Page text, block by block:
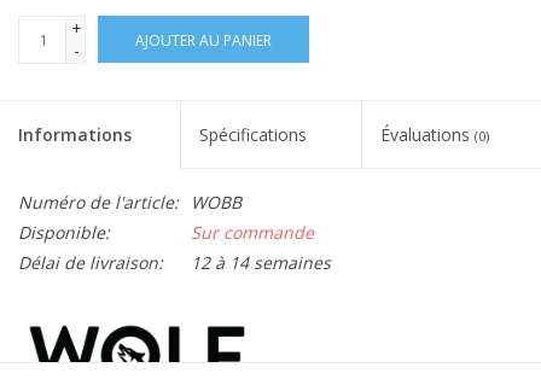
+
-
AJOUTER AU PANIER
Informations Spécifications Évaluations (0)
Numéro de l'article:
WOBB
Disponible:
Sur commande
Délai de livraison:
12 à 14 semaines